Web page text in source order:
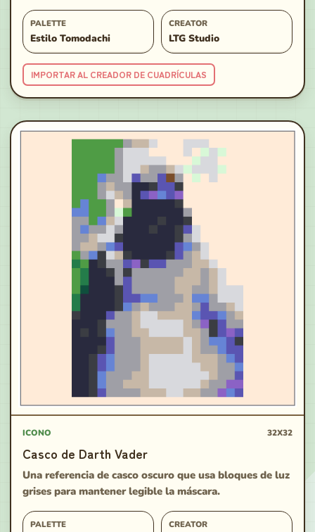
PALETTE
Estilo Tomodachi
CREATOR
LTG Studio
IMPORTAR AL CREADOR DE CUADRÍCULAS
ICONO 32X32
Casco de Darth Vader
Una referencia de casco oscuro que usa bloques de luz
grises para mantener legible la máscara.
PALETTE CREATOR